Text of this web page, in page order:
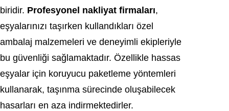
biridir. Profesyonel nakliyat firmaları,
eşyalarınızı taşırken kullandıkları özel
ambalaj malzemeleri ve deneyimli ekipleriyle
bu güvenliği sağlamaktadır. Özellikle hassas
eşyalar için koruyucu paketleme yöntemleri
kullanarak, taşınma sürecinde oluşabilecek
hasarları en aza indirmektedirler.